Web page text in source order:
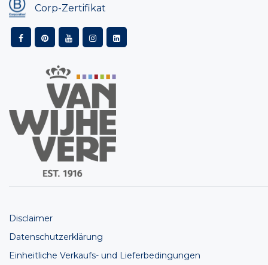
Corp-Zertifikat
Disclaimer
Datenschutzerklärung
Einheitliche Verkaufs- und Lieferbedingungen